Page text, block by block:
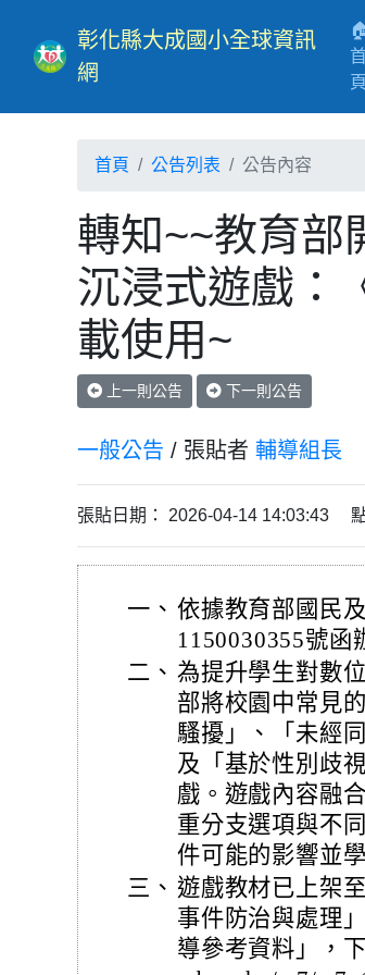
彰化縣大成國小全球資訊
網
頁
首頁 公告列表 公告內容
轉知~~教育部
沉浸式遊戲：
載使用~
上一則公告 下一則公告
一般公告 / 張貼者 輔導組長
張貼日期： 2026-04-14 14:03:43 點
一、 依據教育部國民
1150030355號函
二、 為提升學生對數
部將校園中常見
騷擾」、「未經
及「基於性別歧
戲。遊戲內容融
重分支選項與不
件可能的影響並
三、 遊戲教材已上架
事件防治與處理
導參考資料」，